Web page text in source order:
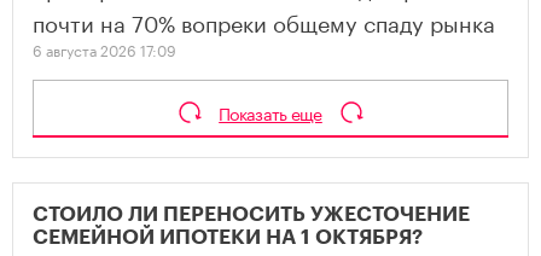
почти на 70% вопреки общему спаду рынка
6 августа 2026 17:09
Показать еще
СТОИЛО ЛИ ПЕРЕНОСИТЬ УЖЕСТОЧЕНИЕ
СЕМЕЙНОЙ ИПОТЕКИ НА 1 ОКТЯБРЯ?